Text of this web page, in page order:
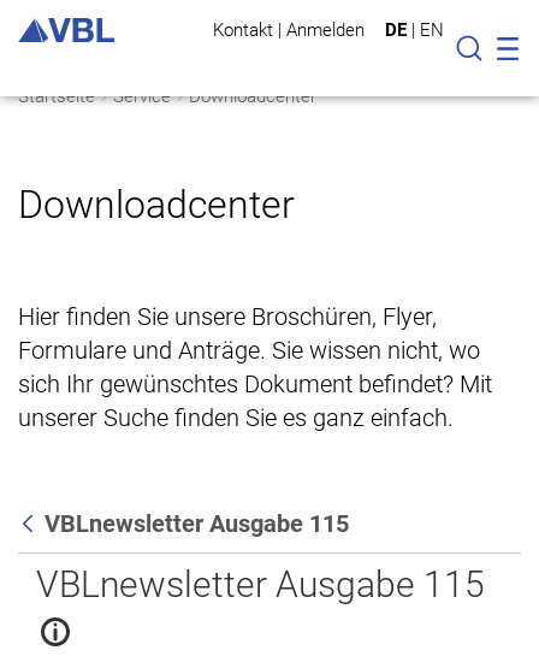
Kontakt | Anmelden DE | EN
Suche
Startseite Service Downloadcenter
Downloadcenter
Hier finden Sie unsere Broschüren, Flyer,
Formulare und Anträge. Sie wissen nicht, wo
sich Ihr gewünschtes Dokument befindet? Mit
unserer Suche finden Sie es ganz einfach.
Zurück
VBLnewsletter Ausgabe 115
VBLnewsletter Ausgabe 115